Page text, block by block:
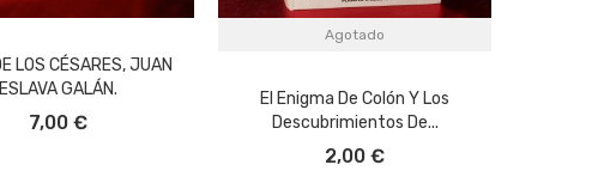
LOS CÉSARES, JUAN
ESLAVA GALÁN.
7,00 €
Agotado
El Enigma De Colón Y Los
Descubrimientos De...
2,00 €